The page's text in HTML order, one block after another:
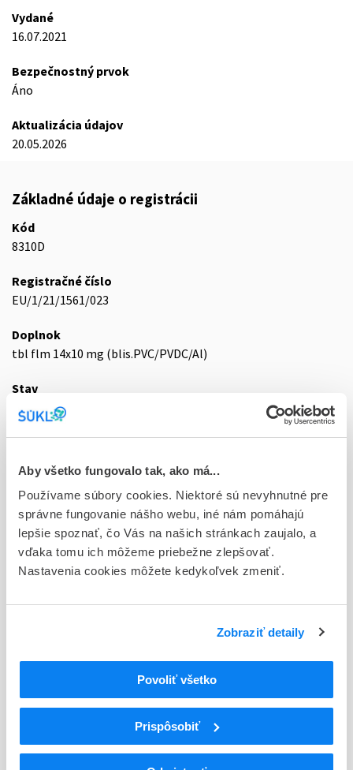
Aby všetko fungovalo tak, ako má...
Používame súbory cookies. Niektoré sú nevyhnutné pre
správne fungovanie nášho webu, iné nám pomáhajú
lepšie spoznať, čo Vás na našich stránkach zaujalo, a
vďaka tomu ich môžeme priebežne zlepšovať.
Nastavenia cookies môžete kedykoľvek zmeniť.
Zobraziť detaily
Povoliť všetko
Prispôsobiť
Vydané
16.07.2021
Bezpečnostný prvok
Áno
Aktualizácia údajov
20.05.2026
Základné údaje o registrácii
Kód
8310D
Registračné číslo
EU/1/21/1561/023
Doplnok
tbl flm 14x10 mg (blis.PVC/PVDC/Al)
Stav
E - EU registrácia
Typ registračnej procedúry
Držiteľ, krajina
Bayer AG, Nemecko
Indikačná skupina
83 - VASODILATANTIA
ATC
C01D
VAZODILATANCIÁ PRI SRDCOVÝCH
CHOROBÁCH
C01DX
C01DX22
Vericiguat
Podrobnosti o lieku